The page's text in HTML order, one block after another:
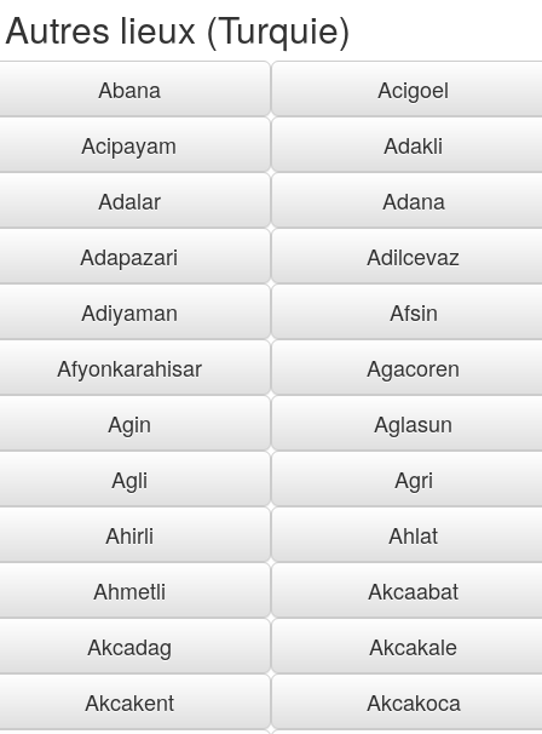
Autres lieux (Turquie)
Abana
Acigoel
Acipayam
Adakli
Adalar
Adana
Adapazari
Adilcevaz
Adiyaman
Afsin
Afyonkarahisar
Agacoren
Agin
Aglasun
Agli
Agri
Ahirli
Ahlat
Ahmetli
Akcaabat
Akcadag
Akcakale
Akcakent
Akcakoca